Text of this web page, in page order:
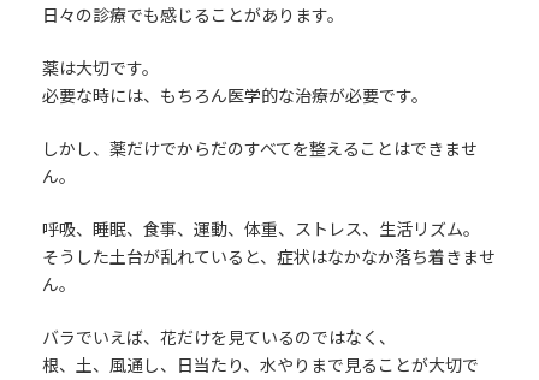
日々の診療でも感じることがあります。
薬は大切です。
必要な時には、もちろん医学的な治療が必要です。
しかし、薬だけでからだのすべてを整えることはできませ
ん。
呼吸、睡眠、食事、運動、体重、ストレス、生活リズム。
そうした土台が乱れていると、症状はなかなか落ち着きませ
ん。
バラでいえば、花だけを見ているのではなく、
根、土、風通し、日当たり、水やりまで見ることが大切で